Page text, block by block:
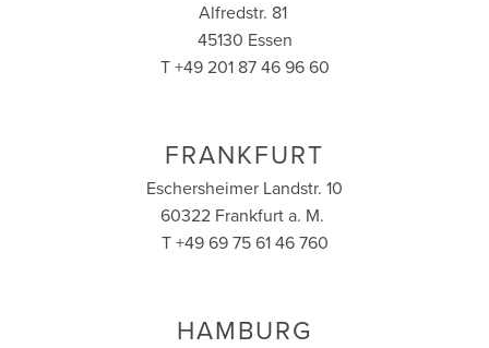
Alfredstr. 81
45130 Essen
T +49 201 87 46 96 60
FRANKFURT
Eschersheimer Landstr. 10
60322 Frankfurt a. M.
T +49 69 75 61 46 760
HAMBURG